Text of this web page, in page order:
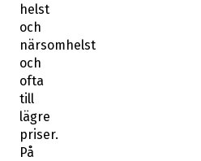
helst
och
närsomhelst
och
ofta
till
lägre
priser.
På